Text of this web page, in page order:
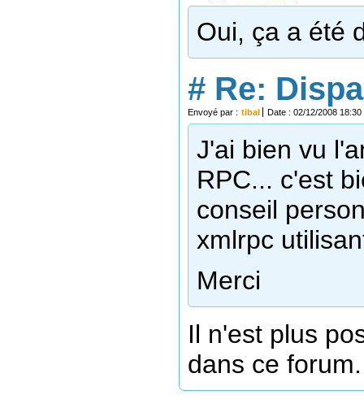
Oui, ça a été
# Re:
Envoyé par : tibal Date : 02/12/2008 18:30
J'ai bien vu
RPC... c'est
conseil
xmlrpc
Merci
Il n'est plus
dans ce forum.